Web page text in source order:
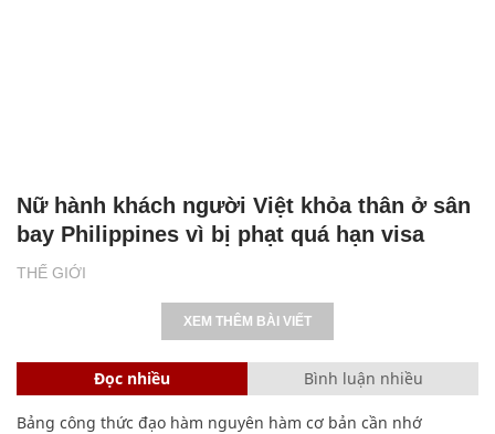
THẾ GIỚI
Nữ hành khách người Việt khỏa thân ở sân
bay Philippines vì bị phạt quá hạn visa
XEM THÊM BÀI VIẾT
Đọc nhiều Bình luận nhiều
Bảng công thức đạo hàm nguyên hàm cơ bản cần nhớ